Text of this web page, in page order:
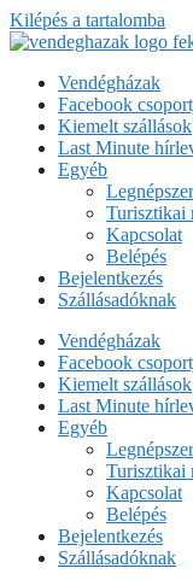
Kilépés a tartalomba
Vendégházak
Facebook
Kiemelt szállások
Last Minute
Egyéb
Turisztikai
Kapcsolat
Belépés
Bejelentkezés
Szállásadóknak
Vendégházak
Facebook
Kiemelt szállások
Last Minute
Egyéb
Turisztikai
Kapcsolat
Belépés
Bejelentkezés
Szállásadóknak